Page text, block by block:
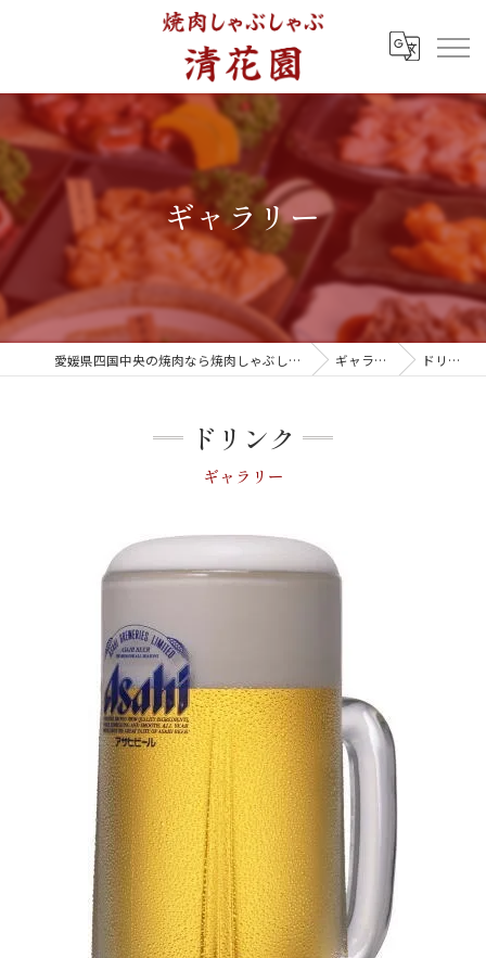
ギャラリー
愛媛県四国中央の焼肉なら焼肉しゃぶしゃぶ 清花園 ギャラリー ドリンク
ギャラリー
ドリンク